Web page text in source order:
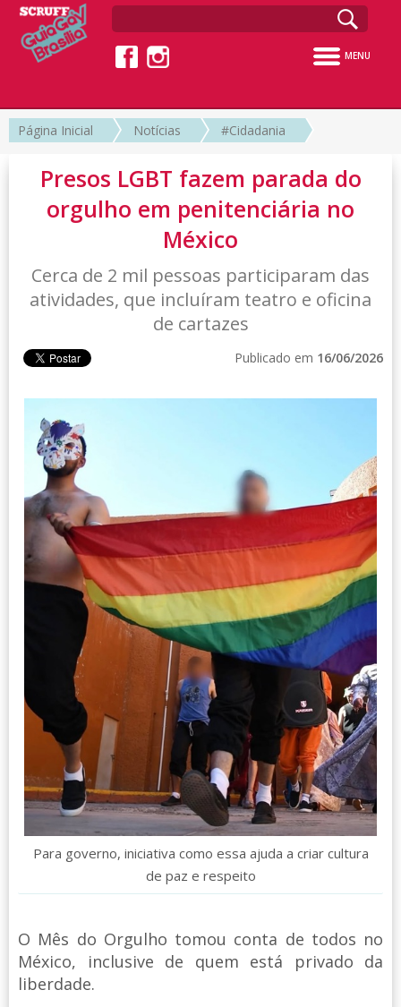
MENU
Página Inicial Notícias #Cidadania
Presos LGBT fazem parada do
orgulho em penitenciária no
México
Cerca de 2 mil pessoas participaram das
atividades, que incluíram teatro e oficina
de cartazes
Publicado em 16/06/2026
Para governo, iniciativa como essa ajuda a criar cultura
de paz e respeito
O Mês do Orgulho tomou conta de todos no
México, inclusive de quem está privado da
liberdade.